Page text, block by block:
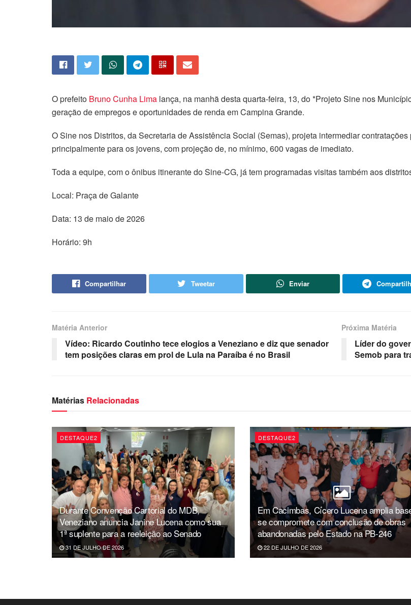
O prefeito Bruno Cunha Lima lança, na manhã desta quarta-feira, 13, do *Projeto Sine nos
geração de empregos e oportunidades de renda em Campina Grande.
O Sine nos Distritos, da Secretaria de Assistência Social (Semas), projeta intermediar
principalmente para os jovens, com projeção de, no mínimo, 600 vagas de imediato.
Toda a equipe, com o ônibus itinerante do Sine-CG, já tem programadas visitas também aos
Local: Praça de Galante
Data: 13 de maio de 2026
Horário: 9h
Compartilhar Tweetar Enviar
Matéria Anterior
Vídeo: Ricardo Coutinho tece elogios a Veneziano e diz que senador
tem posições claras em prol de Lula na Paraíba é no Brasil
Próxima Matéria
Líder do
Semob para
Matérias Relacionadas
DESTAQUE2
Durante Convenção Cartorial do MDB,
Veneziano anuncia Janine Lucena como sua
1ª suplente para a reeleição ao Senado
31 DE JULHO DE 2026
DESTAQUE2
Em Cacimbas, Cícero Lucena amplia
se compromete com conclusão de obras
abandonadas pelo Estado na PB-246
22 DE JULHO DE 2026